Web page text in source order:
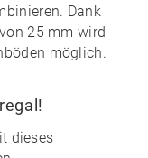
. Dank
25 mm wird
möglich.
dieses